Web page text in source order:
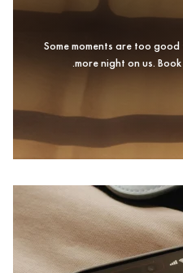
Some moments are too good
more night on us.